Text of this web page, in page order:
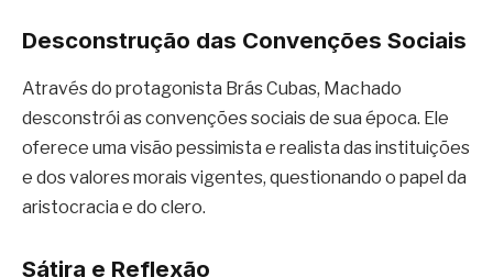
Desconstrução das Convenções Sociais
Através do protagonista Brás Cubas, Machado
desconstrói as convenções sociais de sua época. Ele
oferece uma visão pessimista e realista das instituições
e dos valores morais vigentes, questionando o papel da
aristocracia e do clero.
Sátira e Reflexão